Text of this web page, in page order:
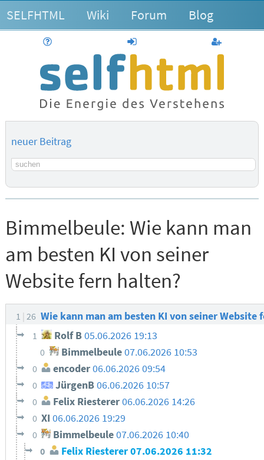
SELFHTML Wiki Forum Blog
anmelden
neuer Beitrag
Suchbegriff
Bimmelbeule: Wie kann man
am besten KI von seiner
Website fern halten?
1 26 Wie kann man am besten KI von seiner Website
1 Rolf B05.06.2026 19:13
0 Bimmelbeule 07.06.2026 10:53
0 encoder06.06.2026 09:54
0 JürgenB 06.06.2026 10:57
0 Felix Riesterer06.06.2026 14:26
0 XI06.06.2026 19:29
0 Bimmelbeule07.06.2026 10:40
0 Felix Riesterer 07.06.2026 11:32